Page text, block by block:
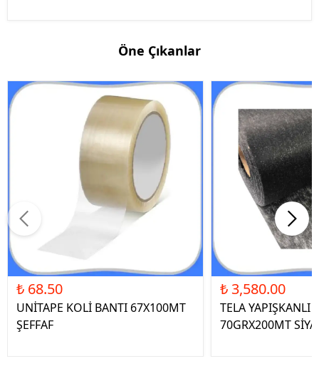
Öne Çıkanlar
₺ 68.50
UNİTAPE KOLİ BANTI 67X100MT
ŞEFFAF
₺ 3,580.00
TELA YAPIŞKANLI
70GRX200MT